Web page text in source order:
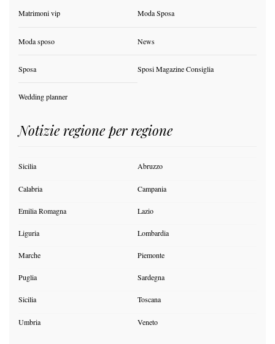
Matrimoni vip Moda Sposa
Moda sposo News
Sposa Sposi Magazine Consiglia
Wedding planner
Notizie regione per regione
Sicilia Abruzzo
Calabria Campania
Emilia Romagna Lazio
Liguria Lombardia
Marche Piemonte
Puglia Sardegna
Sicilia Toscana
Umbria Veneto